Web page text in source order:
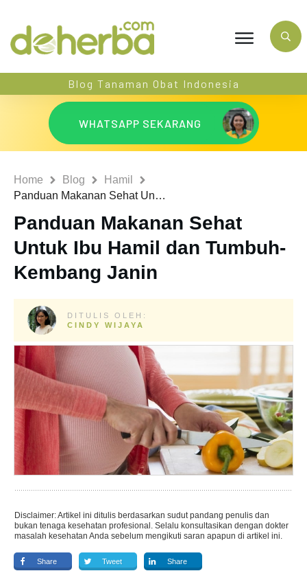
Blog Tanaman Obat Indonesia
WHATSAPP SEKARANG
Home Blog
Hamil
Panduan Makanan Sehat Untuk Ibu Hamil dan Tumbuh-Kembang Janin
Panduan Makanan Sehat
Untuk Ibu Hamil dan Tumbuh-
Kembang Janin
DITULIS OLEH:
CINDY WIJAYA
Disclaimer: Artikel ini ditulis berdasarkan sudut pandang penulis dan
bukan tenaga kesehatan profesional. Selalu konsultasikan dengan dokter
masalah kesehatan Anda sebelum mengikuti saran apapun di artikel ini.
Share Tweet Share